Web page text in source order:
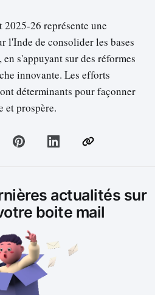
26 représente une
l'Inde de consolider les bases
s'appuyant sur des réformes
innovante. Les efforts
déterminants pour façonner
et prospère.
actualités sur
boite mail